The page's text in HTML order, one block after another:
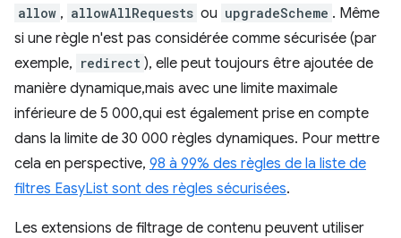
allow , allowAllRequests ou upgradeScheme . Même
si une règle n'est pas considérée comme sécurisée (par
exemple, redirect ), elle peut toujours être ajoutée de
manière dynamique,mais avec une limite maximale
inférieure de 5 000,qui est également prise en compte
dans la limite de 30 000 règles dynamiques. Pour mettre
cela en perspective, 98 à 99% des règles de la liste de
filtres EasyList sont des règles sécurisées.
Les extensions de filtrage de contenu peuvent utiliser